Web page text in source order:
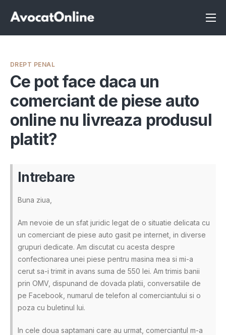
Înscrie-te ca avocat
Servicii
Despre noi
Programeaza consultanta
Intrebari
DREPT PENAL
Ce pot face daca un
comerciant de piese auto
online nu livreaza produsul
platit?
Intrebare
Buna ziua,
Am nevoie de un sfat juridic legat de o situatie delicata cu
un comerciant de piese auto gasit pe internet, in diverse
grupuri dedicate. Am discutat cu acesta despre
confectionarea unei piese pentru masina mea si mi-a
cerut sa-i trimit in avans suma de 550 lei. Am trimis banii
prin OMV, dispunand de dovada platii, conversatiile de
pe Facebook, numarul de telefon al comerciantului si o
poza cu buletinul lui.
In cele doua saptamani care au urmat, comerciantul m-a